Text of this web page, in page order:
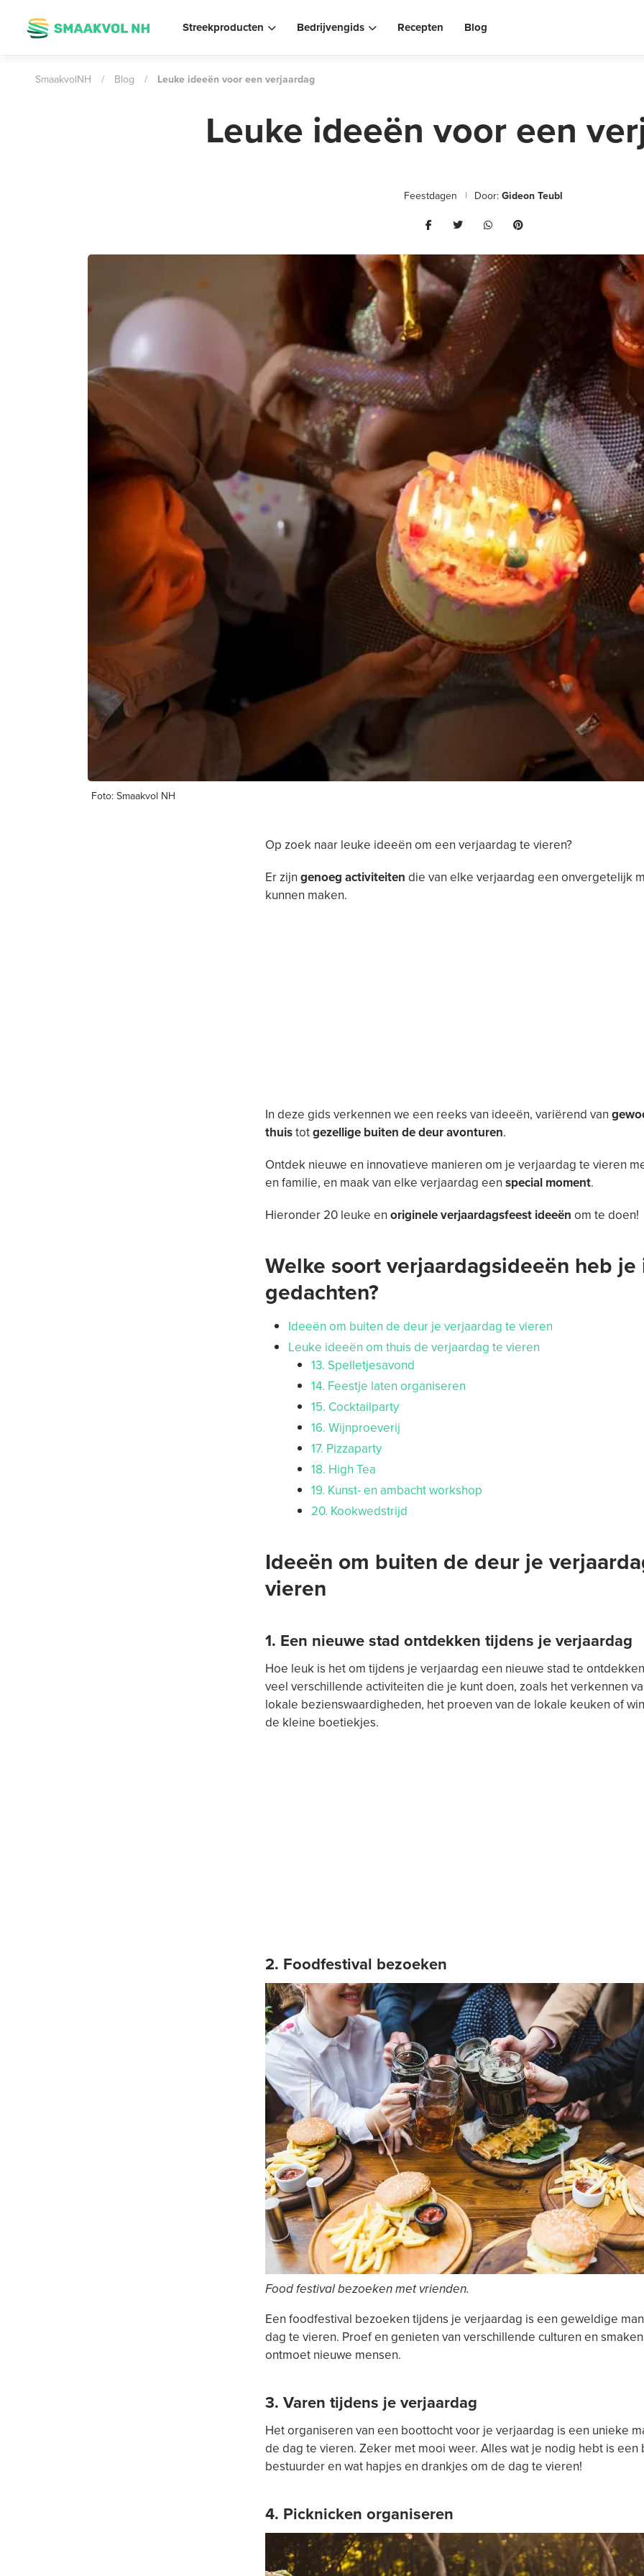
Streekproducten Bedrijvengids Recepten Blog
SmaakvolNH / Blog / Leuke ideeën voor een verjaardag
Foto: Smaakvol NH
Leuke ideeën voor een
Feestdagen Door:Gideon Teubl
Op zoek naar leuke ideeën om een verjaardag te vieren?
Er zijn genoeg activiteiten die van elke verjaardag een onvergetelijk
kunnen maken.
In deze gids verkennen we een reeks van ideeën, variërend van
thuistotgezellige buiten de deur avonturen.
Ontdek nieuwe en innovatieve manieren om je verjaardag te vieren
en familie, en maak van elke verjaardag een special moment.
Hieronder 20 leuke en originele verjaardagsfeest ideeën om te doen!
Welke soort verjaardagsideeën heb je
gedachten?
Ideeën om buiten de deur je verjaardag te vieren
Leuke ideeën om thuis de verjaardag te vieren
13. Spelletjesavond
14. Feestje laten organiseren
15. Cocktailparty
16. Wijnproeverij
17. Pizzaparty
18. High Tea
19. Kunst- en ambacht workshop
20. Kookwedstrijd
Ideeën om buiten de deur je
vieren
1. Een nieuwe stad ontdekken tijdens je verjaardag
Hoe leuk is het om tijdens je verjaardag een nieuwe stad te
veel verschillende activiteiten die je kunt doen, zoals het verkennen
lokale bezienswaardigheden, het proeven van de lokale keuken of
de kleine boetiekjes.
2. Foodfestival bezoeken
Food festival bezoeken met vrienden.
Een foodfestival bezoeken tijdens je verjaardag is een geweldige
dag te vieren. Proef en genieten van verschillende culturen en
ontmoet nieuwe mensen.
3. Varen tijdens je verjaardag
Het organiseren van een boottocht voor je verjaardag is een unieke
de dag te vieren. Zeker met mooi weer. Alles wat je nodig hebt is een
bestuurder en wat hapjes en drankjes om de dag te vieren!
4. Picknicken organiseren